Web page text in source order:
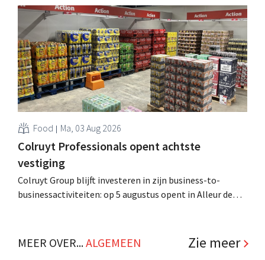
Al is die bestemming voor sommige panden een sluiting.
Food Ma, 03 Aug 2026
Colruyt Professionals opent achtste
vestiging
Colruyt Group blijft investeren in zijn business-to-
businessactiviteiten: op 5 augustus opent in Alleur de
klanten. .
MEER OVER...ALGEMEEN Zie meer